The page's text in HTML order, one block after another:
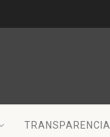
TRANSPARENCIA